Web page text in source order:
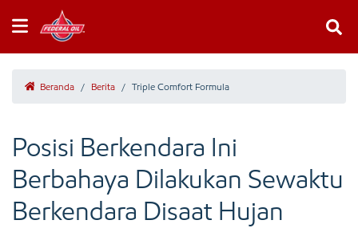
Beranda / Berita / Triple Comfort Formula
Posisi Berkendara Ini
Berbahaya Dilakukan Sewaktu
Berkendara Disaat Hujan